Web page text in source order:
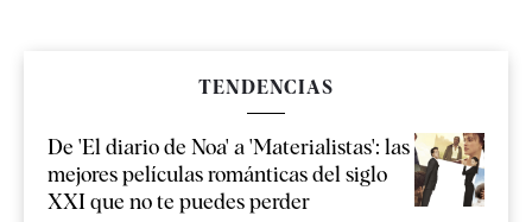
TENDENCIAS
De 'El diario de Noa' a 'Materialistas': las
mejores películas románticas del siglo
XXI que no te puedes perder